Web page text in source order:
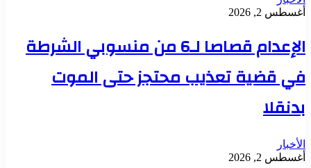
أغسطس 2, 2026
الإعدام قصاصا لـ6 من منسوبي الشرطة
في قضية تعذيب محتجز حتى الموت
بدنقلا
الأخبار
أغسطس 2, 2026